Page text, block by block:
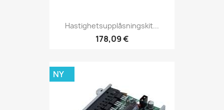
Hastighetsupplåsningskit...
178,09 €
NY